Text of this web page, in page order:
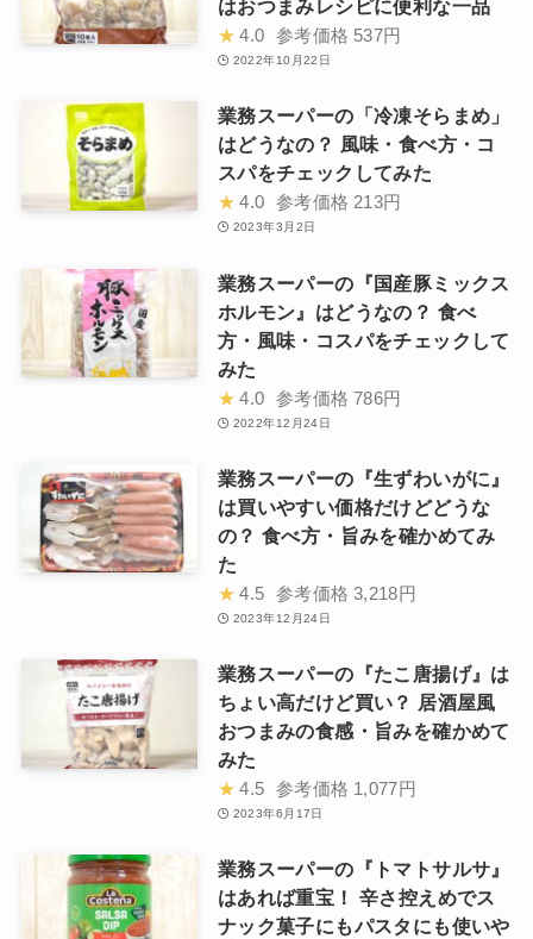
はおつまみレシピに便利な一品
★ 4.0 参考価格 537円
2022年10月22日
業務スーパーの「冷凍そらまめ」
はどうなの？ 風味・食べ方・コ
スパをチェックしてみた
★ 4.0 参考価格 213円
2023年3月2日
業務スーパーの『国産豚ミックス
ホルモン』はどうなの？ 食べ
方・風味・コスパをチェックして
みた
★ 4.0 参考価格 786円
2022年12月24日
業務スーパーの『生ずわいがに』
は買いやすい価格だけどどうな
の？ 食べ方・旨みを確かめてみ
た
★ 4.5 参考価格 3,218円
2023年12月24日
業務スーパーの『たこ唐揚げ』は
ちょい高だけど買い？ 居酒屋風
おつまみの食感・旨みを確かめて
みた
★ 4.5 参考価格 1,077円
2023年6月17日
業務スーパーの『トマトサルサ』
はあれば重宝！ 辛さ控えめでス
ナック菓子にもパスタにも使いや